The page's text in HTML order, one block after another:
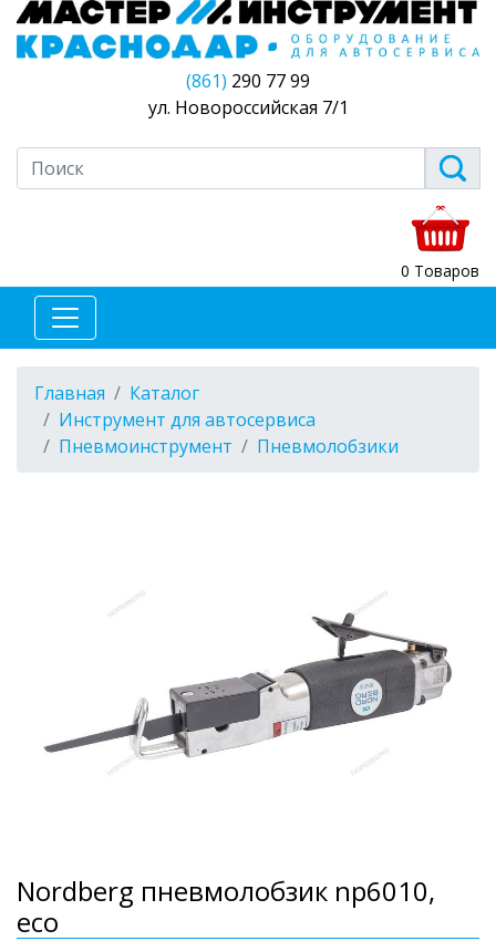
(861) 290 77 99
ул. Новороссийская 7/1
0 Товаров
Главная
Каталог
Инструмент для автосервиса
Пневмоинструмент
Пневмолобзики
Nordberg пневмолобзик np6010,
eco